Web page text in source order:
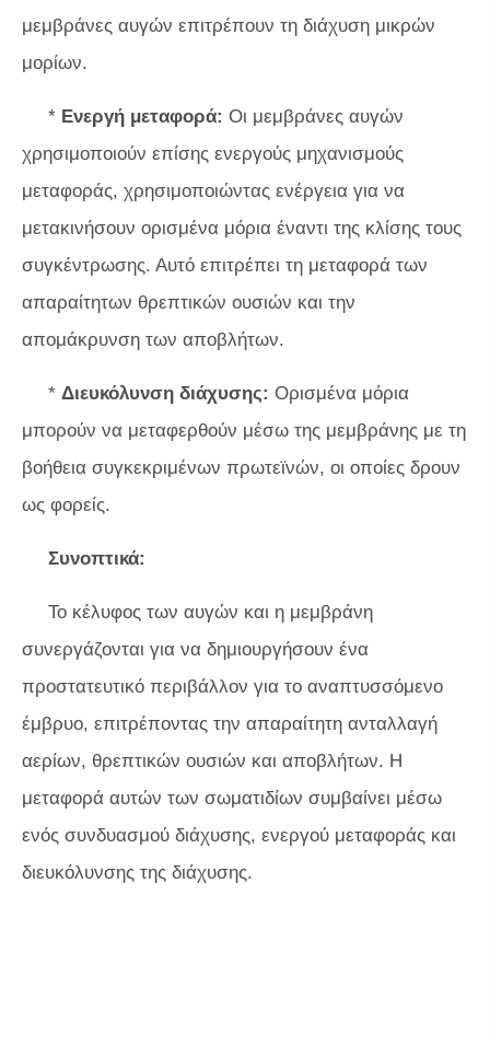
μεμβράνες αυγών επιτρέπουν τη διάχυση μικρών
μορίων.
* Ενεργή μεταφορά: Οι μεμβράνες αυγών
χρησιμοποιούν επίσης ενεργούς μηχανισμούς
μεταφοράς, χρησιμοποιώντας ενέργεια για να
μετακινήσουν ορισμένα μόρια έναντι της κλίσης τους
συγκέντρωσης. Αυτό επιτρέπει τη μεταφορά των
απαραίτητων θρεπτικών ουσιών και την
απομάκρυνση των αποβλήτων.
* Διευκόλυνση διάχυσης: Ορισμένα μόρια
μπορούν να μεταφερθούν μέσω της μεμβράνης με τη
βοήθεια συγκεκριμένων πρωτεϊνών, οι οποίες δρουν
ως φορείς.
Συνοπτικά:
Το κέλυφος των αυγών και η μεμβράνη
συνεργάζονται για να δημιουργήσουν ένα
προστατευτικό περιβάλλον για το αναπτυσσόμενο
έμβρυο, επιτρέποντας την απαραίτητη ανταλλαγή
αερίων, θρεπτικών ουσιών και αποβλήτων. Η
μεταφορά αυτών των σωματιδίων συμβαίνει μέσω
ενός συνδυασμού διάχυσης, ενεργού μεταφοράς και
διευκόλυνσης της διάχυσης.